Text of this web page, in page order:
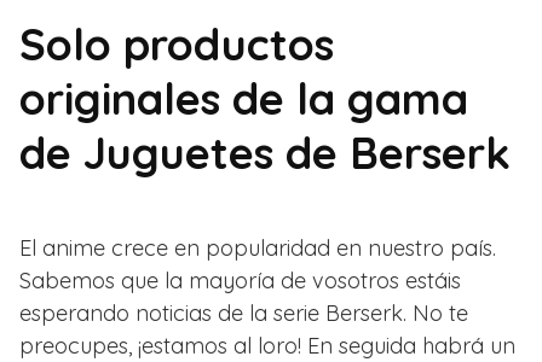
Solo productos
originales de la gama
de Juguetes de Berserk
El anime crece en popularidad en nuestro país.
Sabemos que la mayoría de vosotros estáis
esperando noticias de la serie Berserk. No te
preocupes, ¡estamos al loro! En seguida habrá un